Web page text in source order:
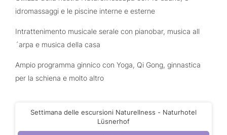
idromassaggi e le piscine interne e esterne
Intrattenimento musicale serale con pianobar, musica all
´arpa e musica della casa
Ampio programma ginnico con Yoga, Qi Gong, ginnastica
per la schiena e molto altro
Settimana delle escursioni Naturellness - Naturhotel
Lüsnerhof